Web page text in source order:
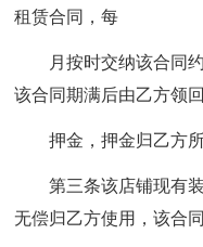
租赁合同，每
月按时交纳该合同
该合同期满后由乙方领
押金，押金归乙方所
第三条该店铺现有
无偿归乙方使用，该合